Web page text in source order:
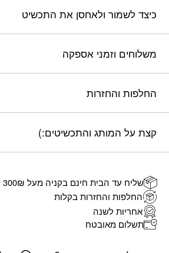
כיצד לשמור ולאחסן את התכשיט
משלוחים וזמני אספקה
החלפות והחזרות
קצת על המותג והתכשיטים:)
שליח עד הבית חינם בקניה מעל 300₪
החלפות והחזרות בקלות
אחריות לשנה
תשלום מאובטח